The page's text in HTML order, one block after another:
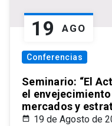
19 AGO
Conferencias
Seminario: “El
el
mercados y
19 de Agosto de